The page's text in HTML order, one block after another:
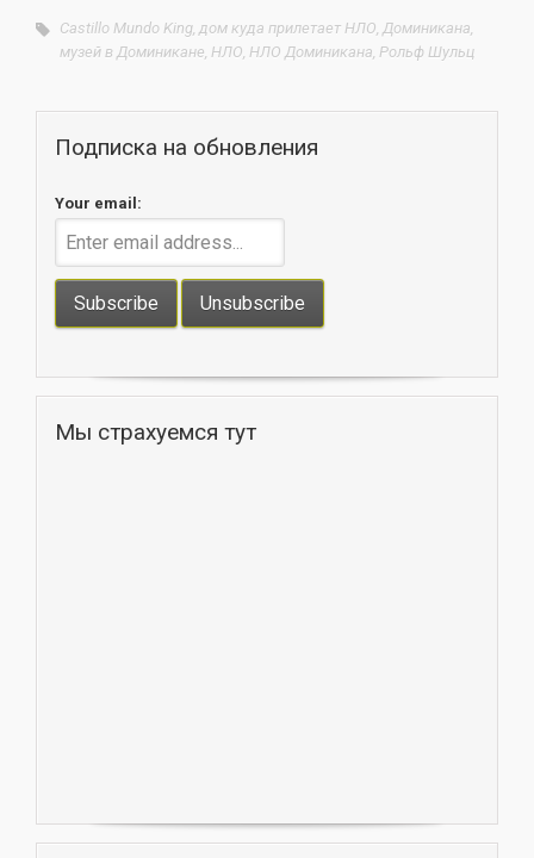
Castillo Mundo King дом куда прилетает НЛО Доминикана
музей в Доминикане НЛО НЛО Доминикана Рольф Шульц
Подписка на обновления
Your email:
Мы страхуемся тут